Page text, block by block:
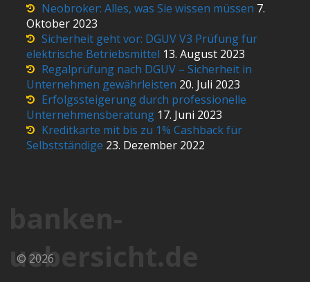
Neobroker: Alles, was Sie wissen müssen 7.
Oktober 2023
Sicherheit geht vor: DGUV V3 Prüfung für
elektrische Betriebsmittel 13. August 2023
Regalprüfung nach DGUV – Sicherheit in
Unternehmen gewährleisten 20. Juli 2023
Erfolgssteigerung durch professionelle
Unternehmensberatung 17. Juni 2023
Kreditkarte mit bis zu 1% Cashback für
Selbstständige 23. Dezember 2022
banken-
uebersicht.de
© 2026